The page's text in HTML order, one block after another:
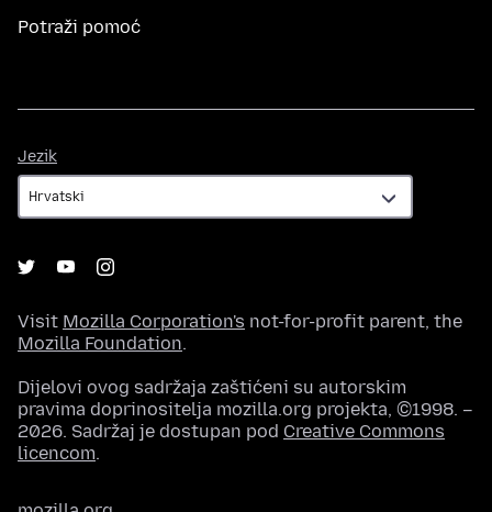
Potraži pomoć
Jezik
Visit Mozilla Corporation's not-for-profit parent, the
Mozilla Foundation.
Dijelovi ovog sadržaja zaštićeni su autorskim
pravima doprinositelja mozilla.org projekta, ©1998. –
2026. Sadržaj je dostupan pod Creative Commons
licencom.